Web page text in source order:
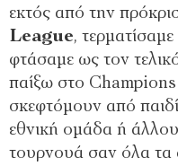
εκτός από την
League,
φτάσαμε ως τον
παίξω στο
σκεφτόμουν από
εθνική ομάδα ή
τουρνουά σαν όλα τα